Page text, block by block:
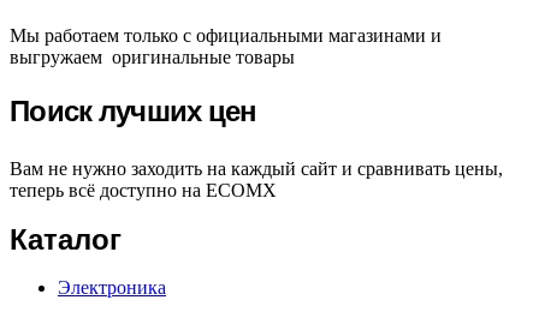
Мы работаем только с официальными магазинами и
выгружаем оригинальные товары
Поиск лучших цен
Вам не нужно заходить на каждый сайт и сравнивать цены,
теперь всё доступно на ECOMX
Каталог
Электроника